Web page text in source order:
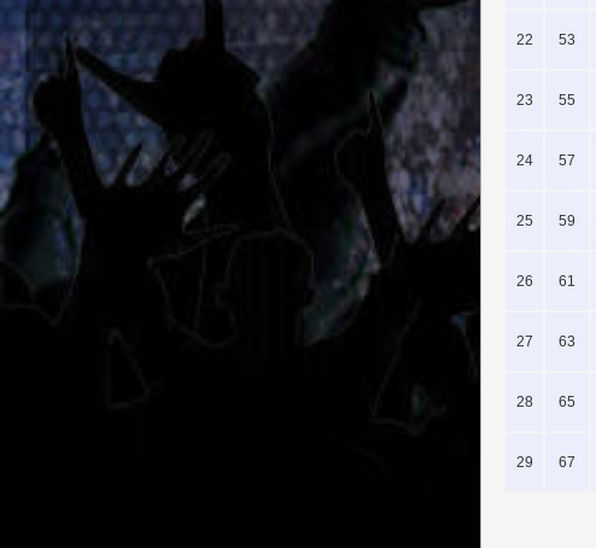
22 53
23 55
24 57
25 59
26 61
27 63
28 65
29 67